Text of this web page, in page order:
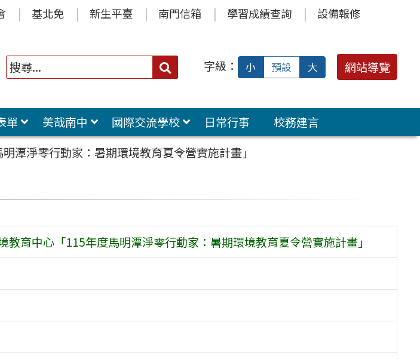
基北免 新生平臺 南門信箱 學習成績查詢 設備報修
搜
字級： 小 預設 大 網站導覽
單 美哉南中 國際交流學校 日常行事
校務建言
潭淨零行動家：暑期環境教育夏令營實施計畫」
教育中心「115年度馬明潭淨零行動家：暑期環境教育夏令營實施計畫」